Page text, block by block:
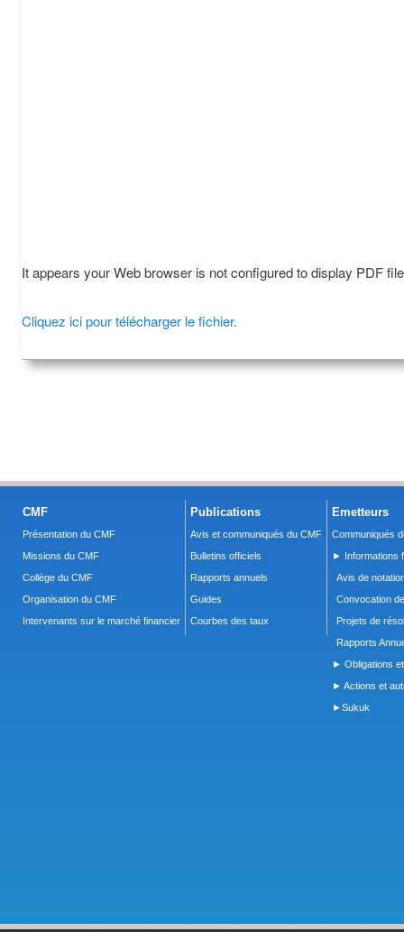
It appears your Web browser is not configured to display PDF
Cliquez ici pour télécharger le fichier.
CMF
Présentation du CMF
Missions du CMF
Collège du CMF
Organisation du CMF
Intervenants sur le marché financier
Publications
Avis et communiqués du CMF
Bulletins officiels
Rapports annuels
Guides
Courbes des taux
Emetteurs
Communiqués
► Informations
Avis de
Convocation
Projets de
Rapports
► Obligations
► Actions et
►Sukuk